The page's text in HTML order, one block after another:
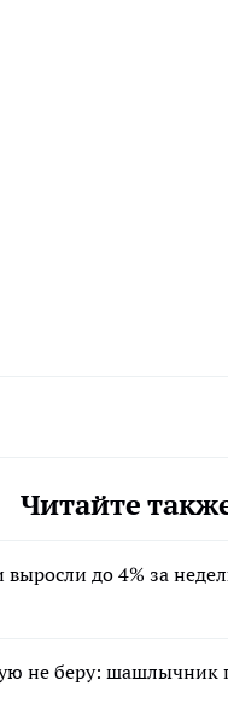
Читайте
до 4% за
не беру: шашлычник